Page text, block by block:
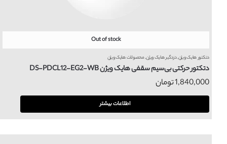
Out of stock
دتکتور هایک ویژن,دزدگیر هایک ویژن,محصولات هایک ویژن
دتکتور حرکتی بی‌سیم سقفی هایک ویژن DS-PDCL12-EG2-WB
1,840,000تومان
اطلاعات بیشتر